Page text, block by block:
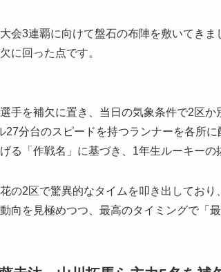
会3連覇に向けて盤石の布陣を敷いてき
に回った点です。
手を補欠に置き、当日の気象条件で2区か
27分台のスピードを持つランナーを各所に
る「作戦名」に基づき、1年生ルーキーの
の2区で驚異的なタイムを叩き出してお
向を見極めつつ、最高のタイミングで「